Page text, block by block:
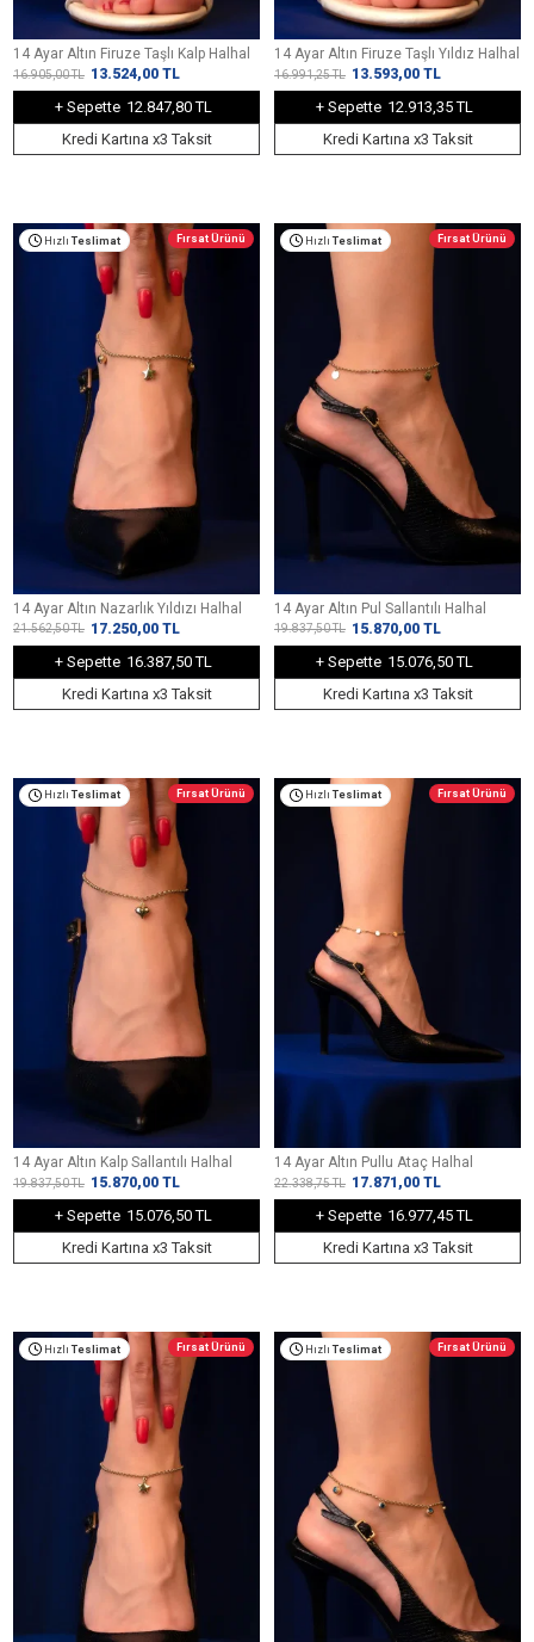
14 Ayar Altın Firuze Taşlı Kalp Halhal
16.905,00TL 13.524,00 TL
+ Sepette 12.847,80 TL
Kredi Kartına x3 Taksit
14 Ayar Altın Firuze Taşlı Yıldız Halhal
16.991,25TL 13.593,00 TL
+ Sepette 12.913,35 TL
Kredi Kartına x3 Taksit
Hızlı Teslimat Fırsat Ürünü
14 Ayar Altın Nazarlık Yıldızı Halhal
21.562,50TL 17.250,00 TL
+ Sepette 16.387,50 TL
Kredi Kartına x3 Taksit
Hızlı Teslimat Fırsat Ürünü
14 Ayar Altın Pul Sallantılı Halhal
19.837,50TL 15.870,00 TL
+ Sepette 15.076,50 TL
Kredi Kartına x3 Taksit
Hızlı Teslimat Fırsat Ürünü
14 Ayar Altın Kalp Sallantılı Halhal
19.837,50TL 15.870,00 TL
+ Sepette 15.076,50 TL
Kredi Kartına x3 Taksit
Hızlı Teslimat Fırsat Ürünü
14 Ayar Altın Pullu Ataç Halhal
22.338,75TL 17.871,00 TL
+ Sepette 16.977,45 TL
Kredi Kartına x3 Taksit
Hızlı Teslimat Fırsat Ürünü Hızlı Teslimat Fırsat Ürünü